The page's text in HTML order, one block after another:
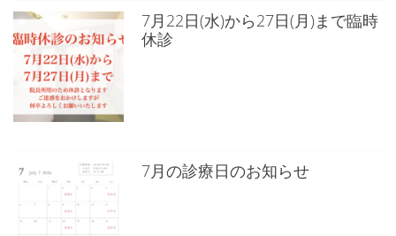
7月22日(水)から27日(月)まで臨時
休診
7月の診療日のお知らせ